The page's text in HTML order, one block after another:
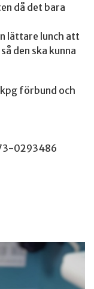
då det bara
lättare lunch att
den ska kunna
förbund och
0293486